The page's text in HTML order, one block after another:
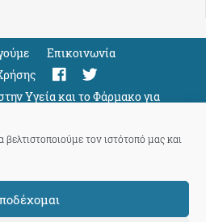
τον ιστότοπό μας και
Eπικοινωνία
Υγεία και το Φάρμακο για
Support